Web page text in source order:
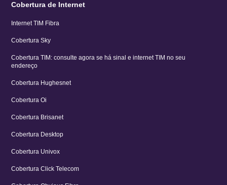
Cobertura de Internet
Internet TIM Fibra
Cobertura Sky
Cobertura TIM: consulte agora se há sinal e internet TIM no seu
endereço
Cobertura Hughesnet
Cobertura Oi
Cobertura Brisanet
Cobertura Desktop
Cobertura Univox
Cobertura Click Telecom